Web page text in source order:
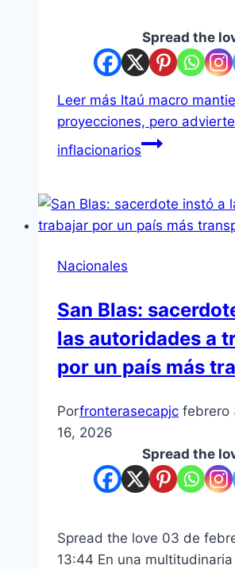
Spread the
Leer más Itaú macro
proyecciones, pero
inflacionarios
Nacionales
San Blas:
las autoridades a
por un país más
Porfronterasecapjc febrero
16, 2026
Spread the
Spread the love 03 de
13:44 En una